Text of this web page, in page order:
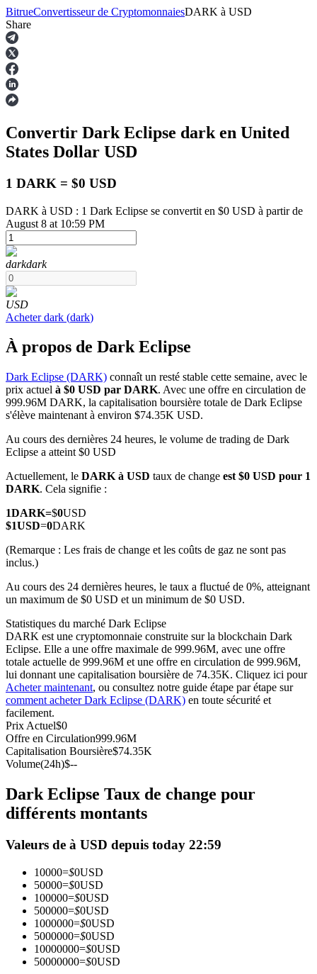
Contrats à terme
Futures USDT
Futures COIN-M
Contrats à terme sur crypto-monnaie
TradFi
Produits dérivés sur actions, forex, métaux précieux et matières
premières
Futures USDC
Futures utilisant l'USDC comme garantie
Copie de Trading
Rejoignez les meilleurs traders
BitrueConvertisseur de CryptomonnaiesDARK à USD
Share
Convertir Dark Eclipse dark en United
States Dollar USD
1 DARK = $0 USD
DARK à USD : 1 Dark Eclipse se convertit en $0 USD à partir de
August 8 at 10:59 PM
darkdark
USD
Acheter dark (dark)
À propos de Dark Eclipse
Dark Eclipse (DARK) connaît un resté stable cette semaine, avec le
prix actuel à $0 USD par DARK. Avec une offre en circulation de
999.96M DARK, la capitalisation boursière totale de Dark Eclipse
s'élève maintenant à environ $74.35K USD.
Au cours des dernières 24 heures, le volume de trading de Dark
Eclipse a atteint $0 USD
Actuellement, le DARK à USD taux de change est $0 USD pour 1
DARK. Cela signifie :
1DARK=$0USD
$1USD=0DARK
(Remarque : Les frais de change et les coûts de gaz ne sont pas
inclus.)
Au cours des 24 dernières heures, le taux a fluctué de 0%, atteignant
un maximum de $0 USD et un minimum de $0 USD.
Statistiques du marché Dark Eclipse
DARK est une cryptomonnaie construite sur la blockchain Dark
Eclipse. Elle a une offre maximale de 999.96M, avec une offre
totale actuelle de 999.96M et une offre en circulation de 999.96M,
lui donnant une capitalisation boursière de 74.35K. Cliquez ici pour
Acheter maintenant, ou consultez notre guide étape par étape sur
comment acheter Dark Eclipse (DARK) en toute sécurité et
facilement.
Prix Actuel$0
Offre en Circulation999.96M
Capitalisation Boursière$74.35K
Volume(24h)$--
Dark Eclipse Taux de change pour
différents montants
Valeurs de à USD depuis today 22:59
10000=$0USD
50000=$0USD
100000=$0USD
500000=$0USD
1000000=$0USD
5000000=$0USD
10000000=$0USD
50000000=$0USD